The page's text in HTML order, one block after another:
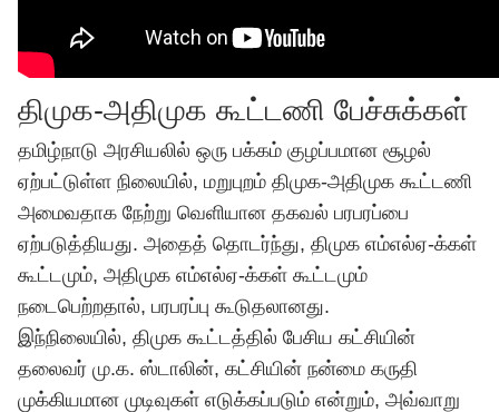
திமுக-அதிமுக கூட்டணி பேச்சுக்கள்
தமிழ்நாடு அரசியலில் ஒரு பக்கம் குழப்பமான சூழல்
ஏற்பட்டுள்ள நிலையில், மறுபுறம் திமுக-அதிமுக கூட்டணி
அமைவதாக நேற்று வெளியான தகவல் பரபரப்பை
ஏற்படுத்தியது. அதைத் தொடர்ந்து, திமுக எம்எல்ஏ-க்கள்
கூட்டமும், அதிமுக எம்எல்ஏ-க்கள் கூட்டமும்
நடைபெற்றதால், பரபரப்பு கூடுதலானது.
இந்நிலையில், திமுக கூட்டத்தில் பேசிய கட்சியின்
தலைவர் மு.க. ஸ்டாலின், கட்சியின் நன்மை கருதி
முக்கியமான முடிவுகள் எடுக்கப்படும் என்றும், அவ்வாறு